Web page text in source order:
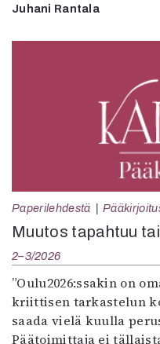
Juhani Rantala
Paperilehdestä
Muutos tapahtuu
2–3/2026
”Oulu2026:ssakin on
kriittisen tarkastelun
saada vielä kuulla
Päätoimittaja ei